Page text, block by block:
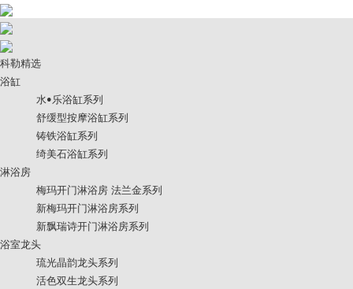
科勒精选
浴缸
水•乐浴缸系列
舒缓型按摩浴缸系列
铸铁浴缸系列
绮美石浴缸系列
淋浴房
梅玛开门淋浴房 法兰金系列
新梅玛开门淋浴房系列
新飘瑞诗开门淋浴房系列
浴室龙头
琉光晶韵龙头系列
活色双生龙头系列